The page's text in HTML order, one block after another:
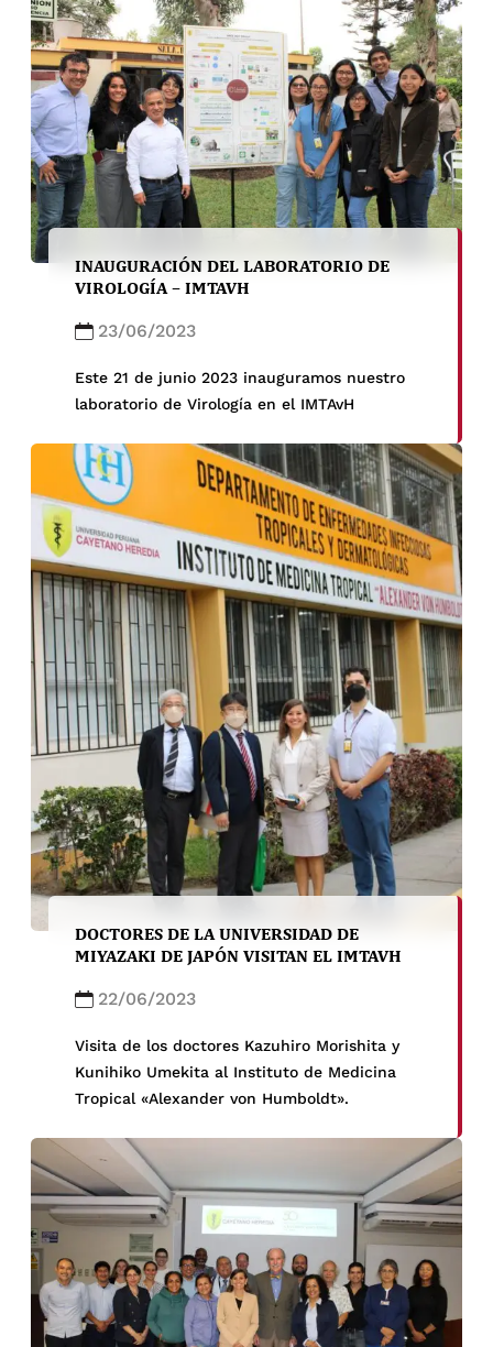
INAUGURACIÓN DEL LABORATORIO DE
VIROLOGÍA – IMTAVH
23/06/2023
Este 21 de junio 2023 inauguramos nuestro
laboratorio de Virología en el IMTAvH
DOCTORES DE LA UNIVERSIDAD DE
MIYAZAKI DE JAPÓN VISITAN EL IMTAVH
22/06/2023
Visita de los doctores Kazuhiro Morishita y
Kunihiko Umekita al Instituto de Medicina
Tropical «Alexander von Humboldt».